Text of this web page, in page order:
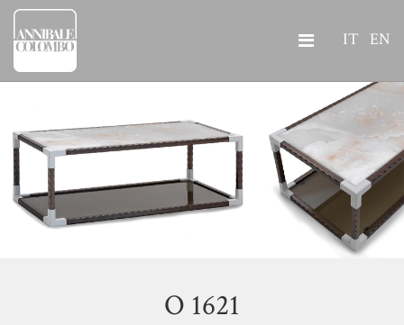
IT EN
O 1621